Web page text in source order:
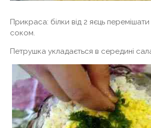
Прикраса: білки від 2 яєць
соком.
Петрушка укладається в середині